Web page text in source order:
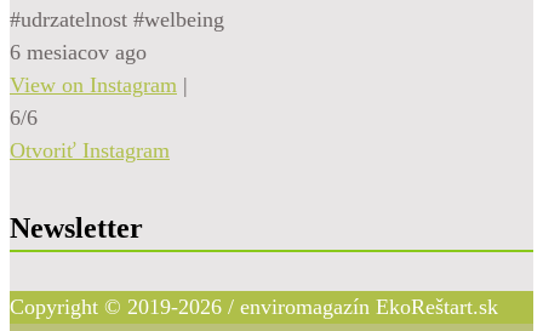
#udrzatelnost #welbeing
6 mesiacov ago
View on Instagram |
6/6
Otvoriť Instagram
Newsletter
Copyright © 2019-2026 / enviromagazín EkoReštart.sk